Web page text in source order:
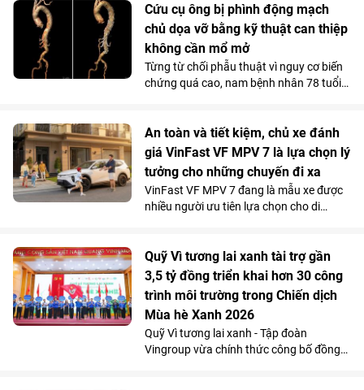
Green đã thay đổi hoàn toàn góc nhìn
của anh về xe điện. Không gian 7 chỗ
rộng rãi, khả năng tăng tốc mượt và chi
phí sử dụng thấp đến khó tin giúp mẫu
MPV điện vừa trở thành “xe ruột” của
anh trong công việc, vừa phục vụ trọn
Cứu cụ ông bị phình động mạch
chủ dọa vỡ bằng kỹ thuật can thiệp
không cần mổ mở
Từng từ chối phẫu thuật vì nguy cơ biến
chứng quá cao, nam bệnh nhân 78 tuổi
các bác sĩ Vinmec Times City điều trị
thành công. Bí quyết nằm ở kỹ thuật tái
tạo hệ thống mạch tạng mà không cần
mở ngực hay mở bụng.
An toàn và tiết kiệm, chủ xe đánh
giá VinFast VF MPV 7 là lựa chọn lý
tưởng cho những chuyến đi xa
VinFast VF MPV 7 đang là mẫu xe được
nhiều người ưu tiên lựa chọn cho di
mà vẫn tiết kiệm chi phí.
Quỹ Vì tương lai xanh tài trợ gần
3,5 tỷ đồng triển khai hơn 30 công
trình môi trường trong Chiến dịch
Mùa hè Xanh 2026
Quỹ Vì tương lai xanh - Tập đoàn
Vingroup vừa chính thức công bố đồng